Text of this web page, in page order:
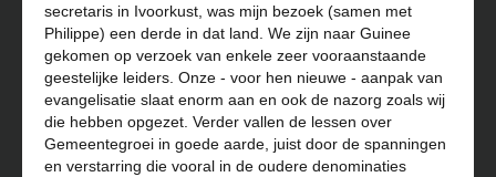
secretaris in Ivoorkust, was mijn bezoek (samen met
Philippe) een derde in dat land. We zijn naar Guinee
gekomen op verzoek van enkele zeer vooraanstaande
geestelijke leiders. Onze - voor hen nieuwe - aanpak van
evangelisatie slaat enorm aan en ook de nazorg zoals wij
die hebben opgezet. Verder vallen de lessen over
Gemeentegroei in goede aarde, juist door de spanningen
en verstarring die vooral in de oudere denominaties